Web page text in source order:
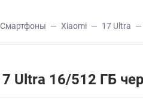
Смартфоны Xiaomi 17 Ultra
Ultra 16/512 ГБ